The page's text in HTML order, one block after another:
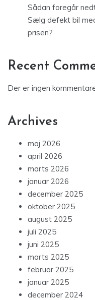
Sådan foregår
Sælg defekt bil
prisen?
Recent
Der er ingen
Archives
maj 2026
april 2026
marts 2026
januar 2026
december 2025
oktober 2025
august 2025
juli 2025
juni 2025
marts 2025
februar 2025
januar 2025
december 2024